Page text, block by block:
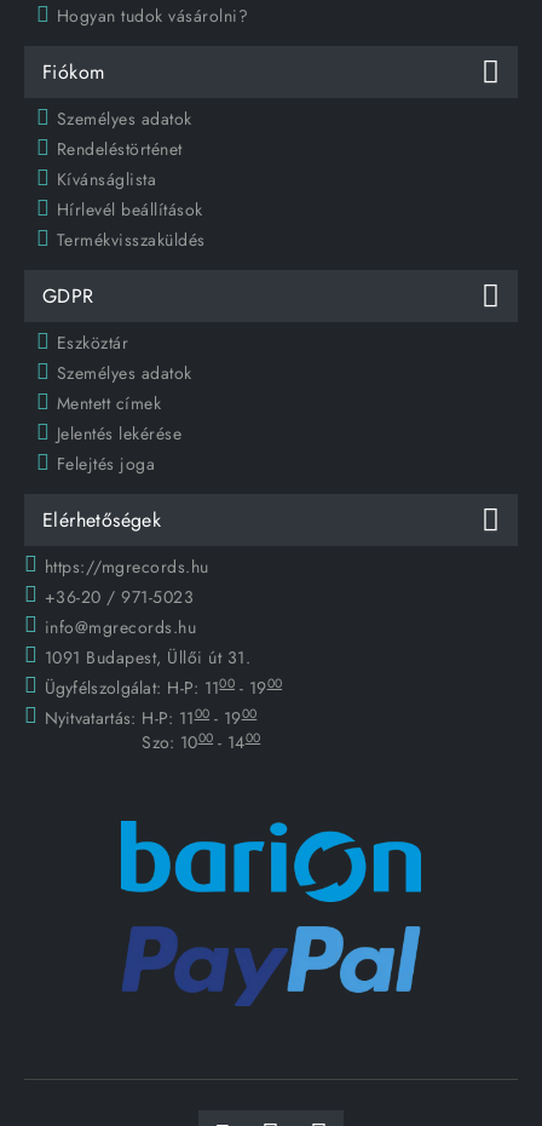
Hogyan tudok vásárolni?
Fiókom
Személyes adatok
Rendeléstörténet
Kívánságlista
Hírlevél beállítások
Termékvisszaküldés
GDPR
Eszköztár
Személyes adatok
Mentett címek
Jelentés lekérése
Felejtés joga
Elérhetőségek
https://mgrecords.hu
+36-20 / 971-5023
info@mgrecords.hu
1091 Budapest, Üllői út 31.
Ügyfélszolgálat: H-P: 1100 - 1900
Nyitvatartás: H-P: 1100 - 1900
Szo: 1000 - 1400